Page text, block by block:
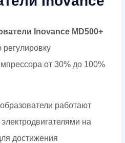
Inovance MD500+
от 30% до 100%
работают
на
достижения